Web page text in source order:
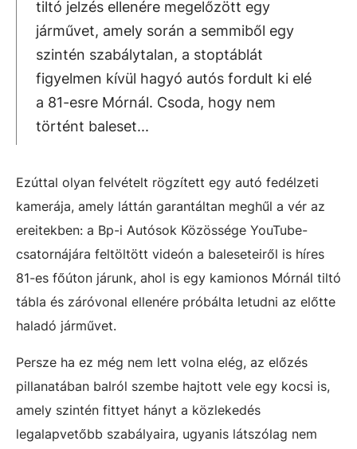
tiltó jelzés ellenére megelőzött egy
járművet, amely során a semmiből egy
szintén szabálytalan, a stoptáblát
figyelmen kívül hagyó autós fordult ki elé
a 81-esre Mórnál. Csoda, hogy nem
történt baleset...
Ezúttal olyan felvételt rögzített egy autó fedélzeti
kamerája, amely láttán garantáltan meghűl a vér az
ereitekben: a Bp-i Autósok Közössége YouTube-
csatornájára feltöltött videón a baleseteiről is híres
81-es főúton járunk, ahol is egy kamionos Mórnál tiltó
tábla és záróvonal ellenére próbálta letudni az előtte
haladó járművet.
Persze ha ez még nem lett volna elég, az előzés
pillanatában balról szembe hajtott vele egy kocsi is,
amely szintén fittyet hányt a közlekedés
legalapvetőbb szabályaira, ugyanis látszólag nem